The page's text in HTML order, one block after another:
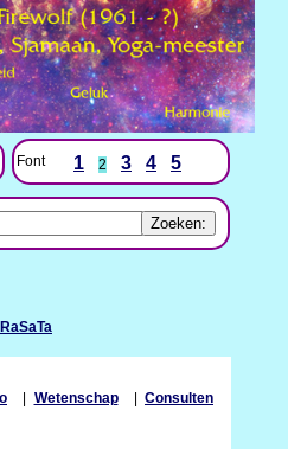
Font 1 2 3 4 5
RaSaTa
| Wetenschap| Consulten